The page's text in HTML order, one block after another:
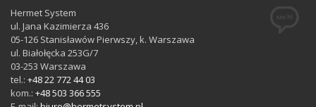
Hermet System
ul. Jana Kazimierza 436
05-126 Stanisławów Pierwszy, k. Warszawa
ul. Białołęcka 253G/7
03-253 Warszawa
tel.: +48 22 772 44 03
kom.: +48 503 366 555